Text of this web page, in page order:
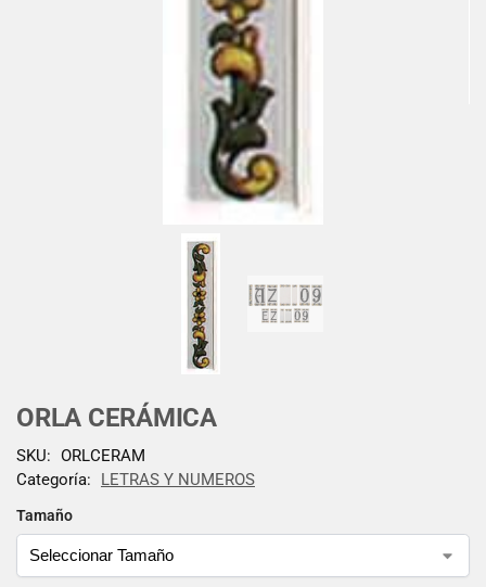
ORLA CERÁMICA
Tamaño
SKU: ORLCERAM
Categoría:
LETRAS Y NUMEROS